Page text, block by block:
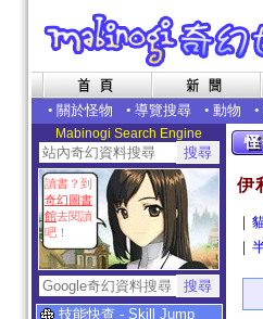
• 關於怪物 • 導覽搜尋 • 動物 •
Mabinogi Search Engine
讀書？到
奇幻圖書
館去閱讀
吧！
技能快查 - Skill Jump
伊
｜
｜